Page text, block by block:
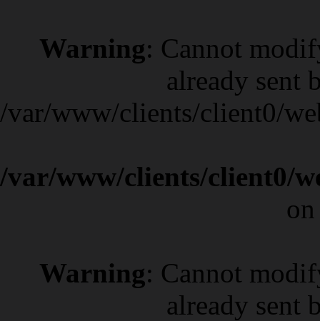
Warning: Cannot
already sent
/var/www/clients/client0/
/var/www/clients/client0/
Warning: Cannot
already sent